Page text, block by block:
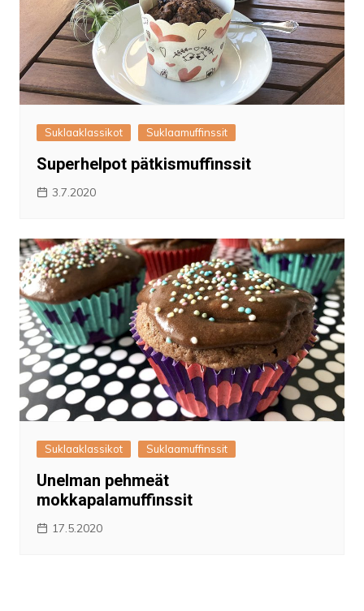
Suklaaklassikot Suklaamuffinssit
Superhelpot pätkismuffinssit
3.7.2020
Suklaaklassikot Suklaamuffinssit
Unelman pehmeät
mokkapalamuffinssit
17.5.2020